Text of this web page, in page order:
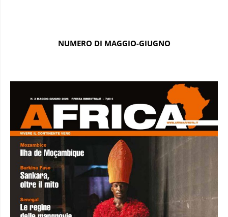
NUMERO DI MAGGIO-GIUGNO